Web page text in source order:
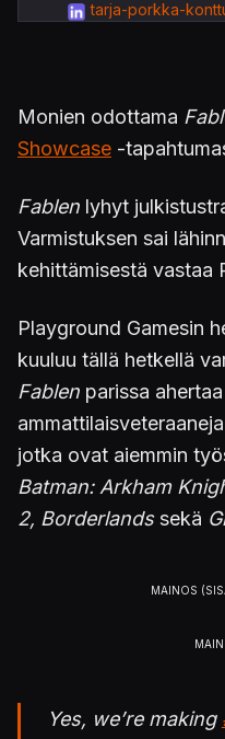
tarja-porkka-
Monien odottama
Showcase -
Fablen lyhyt
Varmistuksen sai
kehittämisestä vastaa
Playground Gamesin
kuuluu tällä hetkellä
Fablen parissa
jotka ovat aiemmin
Batman: Arkham
2, Borderlandssekä
Yes, we’re making